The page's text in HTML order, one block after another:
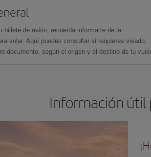
billete de avión, recuerda informarte de la
volar. Aquí puedes consultar si requieres visado,
documento, según el origen y el destino de tu
Información útil